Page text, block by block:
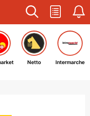
Netto Intermarche